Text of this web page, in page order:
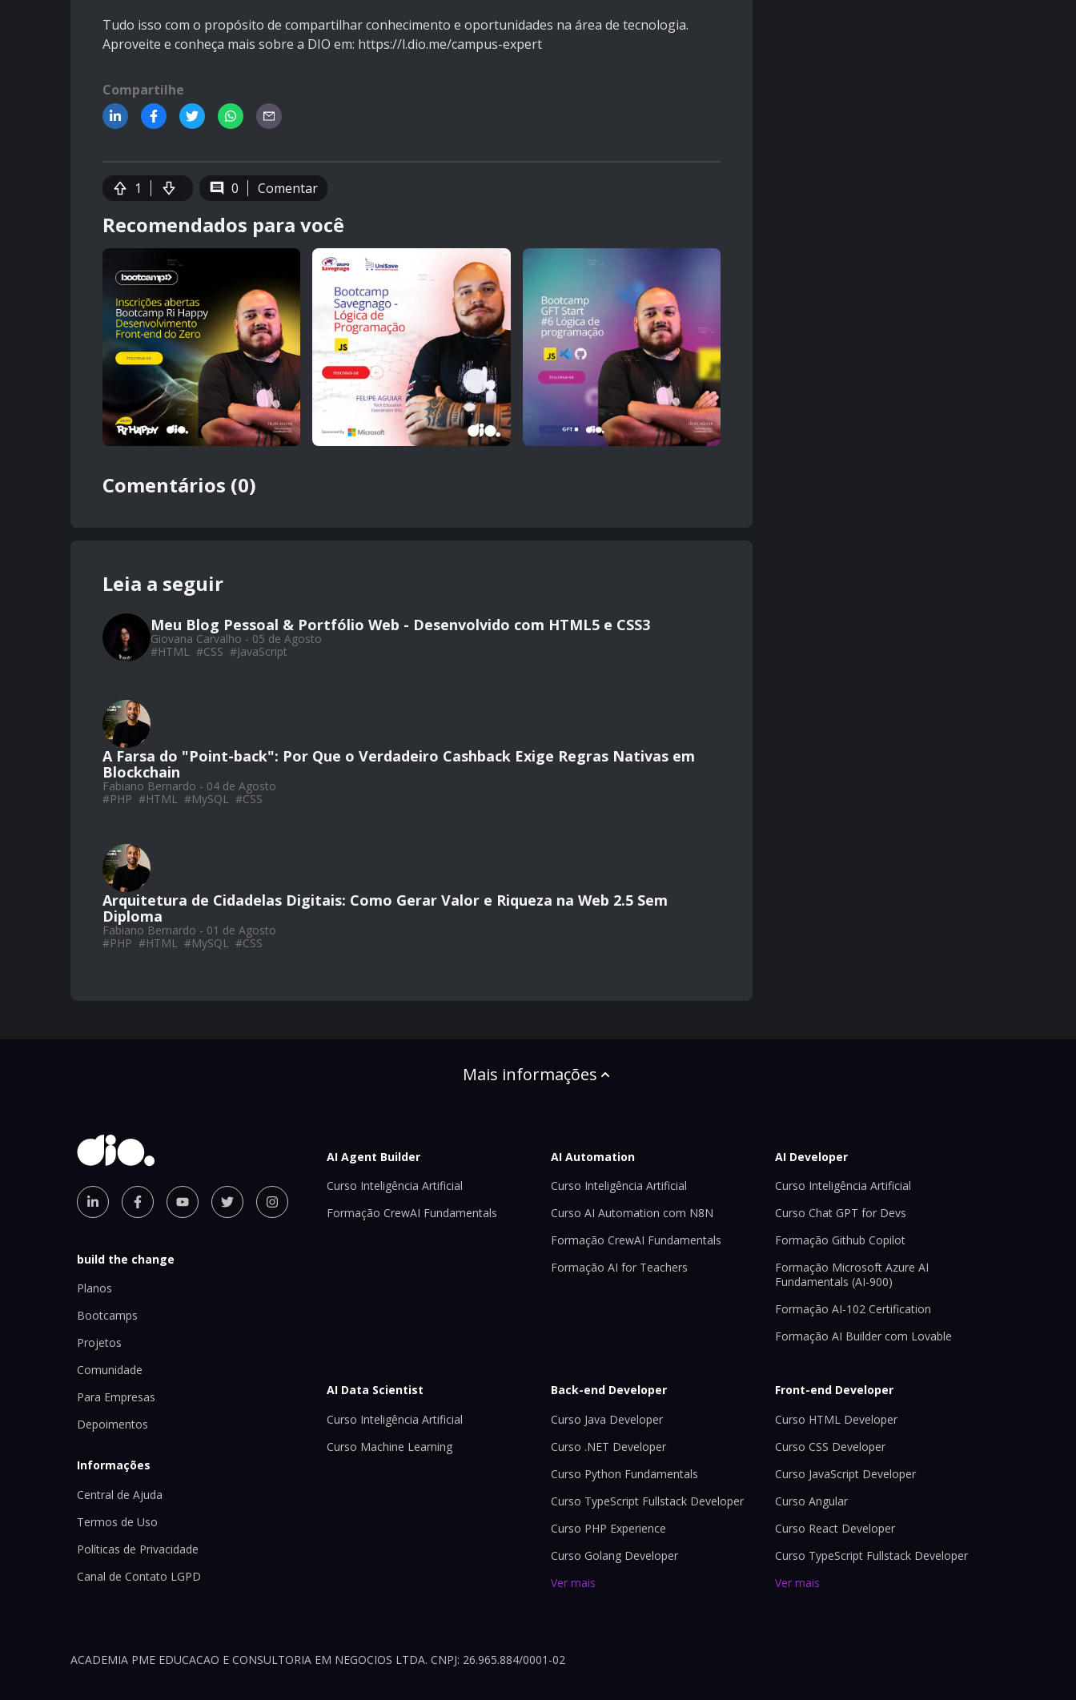
Tudo isso com o propósito de compartilhar conhecimento e oportunidades na área de tecnologia.
Aproveite e conheça mais sobre a DIO em: https://l.dio.me/campus-expert
Compartilhe
1 0 Comentar
Recomendados para você
Comentários (0)
Leia a seguir
Meu Blog Pessoal & Portfólio Web - Desenvolvido com HTML5 e CSS3
Giovana Carvalho - 05 de Agosto
#HTML #CSS #JavaScript
A Farsa do "Point-back": Por Que o Verdadeiro Cashback Exige Regras Nativas em
Blockchain
Fabiano Bernardo - 04 de Agosto
#PHP #HTML #MySQL #CSS
Arquitetura de Cidadelas Digitais: Como Gerar Valor e Riqueza na Web 2.5 Sem
Diploma
Fabiano Bernardo - 01 de Agosto
#PHP #HTML #MySQL #CSS
Mais informações
build the change
Planos
Bootcamps
Projetos
Comunidade
Para Empresas
Depoimentos
Informações
Central de Ajuda
Termos de Uso
Políticas de Privacidade
Canal de Contato LGPD
AI Agent Builder
Curso Inteligência Artificial
Formação CrewAI Fundamentals
AI Automation
Curso Inteligência Artificial
Curso AI Automation com N8N
Formação CrewAI Fundamentals
Formação AI for Teachers
AI Developer
Curso Inteligência Artificial
Curso Chat GPT for Devs
Formação Github Copilot
Formação Microsoft Azure AI
Fundamentals (AI-900)
Formação AI-102 Certification
Formação AI Builder com Lovable
AI Data Scientist
Curso Inteligência Artificial
Curso Machine Learning
Back-end Developer
Curso Java Developer
Curso .NET Developer
Curso Python Fundamentals
Curso TypeScript Fullstack Developer
Curso PHP Experience
Curso Golang Developer
Ver mais
Front-end Developer
Curso HTML Developer
Curso CSS Developer
Curso JavaScript Developer
Curso Angular
Curso React Developer
Curso TypeScript Fullstack Developer
Ver mais
ACADEMIA PME EDUCACAO E CONSULTORIA EM NEGOCIOS LTDA. CNPJ: 26.965.884/0001-02